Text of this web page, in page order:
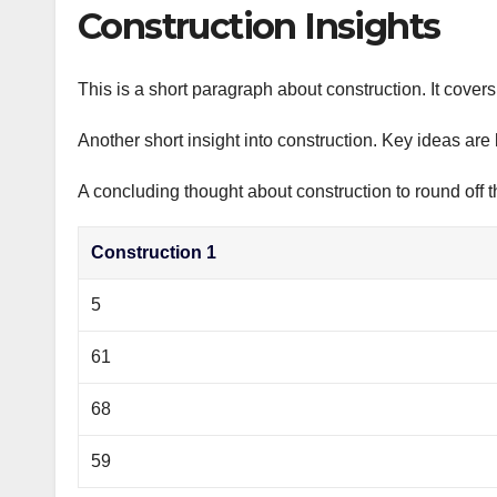
Construction Insights
This is a short paragraph about construction. It
Another short insight into construction. Key ideas
A concluding thought about construction to round off
Construction 1
5
61
68
59